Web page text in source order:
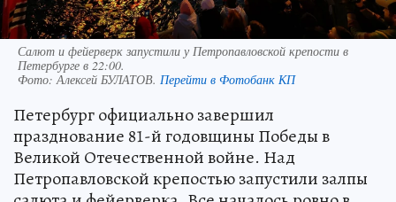
Салют и фейерверк запустили у Петропавловской крепости в
Петербурге в 22:00.
Фото: Алексей БУЛАТОВ. Перейти в Фотобанк КП
Петербург официально завершил
празднование 81-й годовщины Победы в
Великой Отечественной войне. Над
Петропавловской крепостью запустили залпы